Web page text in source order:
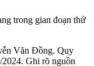
trong gian đoạn thử
Văn Đồng. Quy
Ghi rõ nguồn